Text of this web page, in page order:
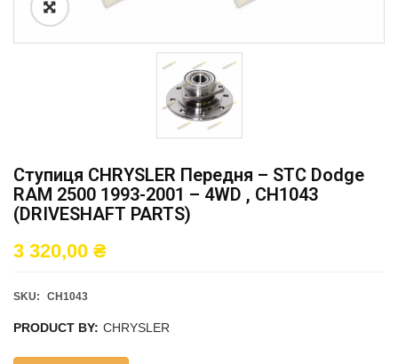
Ступиця CHRYSLER Передня – STC Dodge
RAM 2500 1993-2001 – 4WD , CH1043
(DRIVESHAFT PARTS)
3 320,00 ₴
SKU: CH1043
PRODUCT BY: CHRYSLER